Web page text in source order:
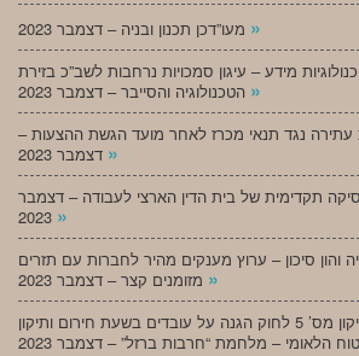
»
מידע – עיגון סמכויות נרחבות לשב”כ בזירת
»
עתירה נגד תנאי מכרז לאחר מועד הגשת ההצעות –
»
תקדימית של בית הדין הארצי לעבודה – דצמבר
»
והון סיכון – ערוץ מענקים מהיר לחברות עם תזרים
»
מעו”דכן יחסי עבודה – תיקון מס’ 5 לחוק הגנה על עובדים בשעת חירום ותיקון